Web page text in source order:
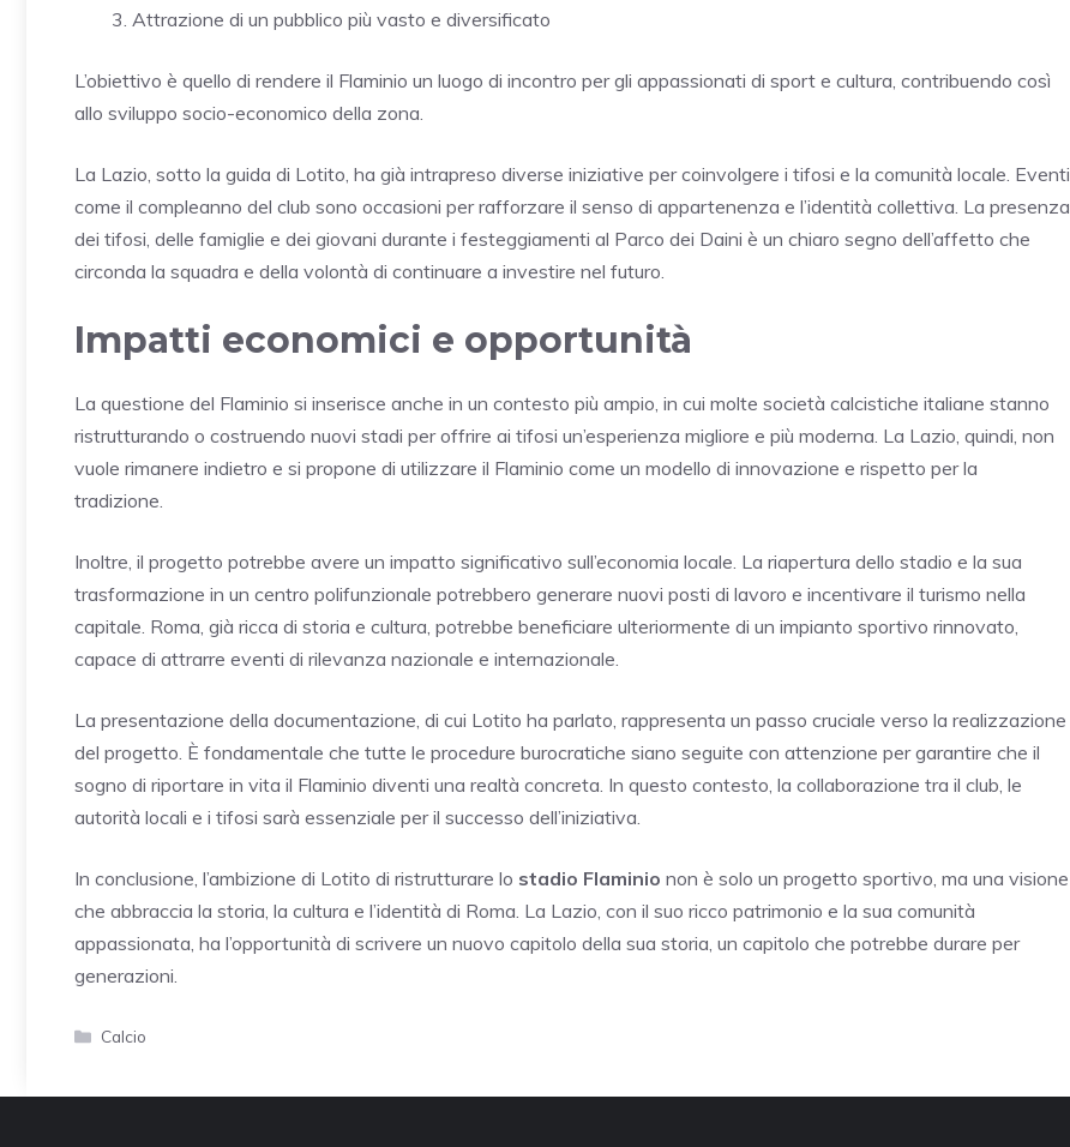
Attrazione di un pubblico più vasto e diversificato
L’obiettivo è quello di rendere il Flaminio un luogo di incontro per gli appassionati di sport e cultura, contribuendo così
allo sviluppo socio-economico della zona.
La Lazio, sotto la guida di Lotito, ha già intrapreso diverse iniziative per coinvolgere i tifosi e la comunità locale. Eventi
come il compleanno del club sono occasioni per rafforzare il senso di appartenenza e l’identità collettiva. La presenza
dei tifosi, delle famiglie e dei giovani durante i festeggiamenti al Parco dei Daini è un chiaro segno dell’affetto che
circonda la squadra e della volontà di continuare a investire nel futuro.
Impatti economici e opportunità
La questione del Flaminio si inserisce anche in un contesto più ampio, in cui molte società calcistiche italiane stanno
ristrutturando o costruendo nuovi stadi per offrire ai tifosi un’esperienza migliore e più moderna. La Lazio, quindi, non
vuole rimanere indietro e si propone di utilizzare il Flaminio come un modello di innovazione e rispetto per la
tradizione.
Inoltre, il progetto potrebbe avere un impatto significativo sull’economia locale. La riapertura dello stadio e la sua
trasformazione in un centro polifunzionale potrebbero generare nuovi posti di lavoro e incentivare il turismo nella
capitale. Roma, già ricca di storia e cultura, potrebbe beneficiare ulteriormente di un impianto sportivo rinnovato,
capace di attrarre eventi di rilevanza nazionale e internazionale.
La presentazione della documentazione, di cui Lotito ha parlato, rappresenta un passo cruciale verso la realizzazione
del progetto. È fondamentale che tutte le procedure burocratiche siano seguite con attenzione per garantire che il
sogno di riportare in vita il Flaminio diventi una realtà concreta. In questo contesto, la collaborazione tra il club, le
autorità locali e i tifosi sarà essenziale per il successo dell’iniziativa.
In conclusione, l’ambizione di Lotito di ristrutturare lo stadio Flaminio non è solo un progetto sportivo, ma una visione
che abbraccia la storia, la cultura e l’identità di Roma. La Lazio, con il suo ricco patrimonio e la sua comunità
appassionata, ha l’opportunità di scrivere un nuovo capitolo della sua storia, un capitolo che potrebbe durare per
generazioni.
Categorie
Calcio